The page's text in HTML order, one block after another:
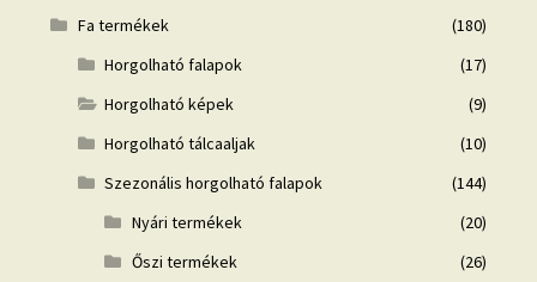
Fa termékek
(180)
Horgolható falapok
(17)
Horgolható képek
(9)
Horgolható tálcaaljak
(10)
Szezonális horgolható falapok
(144)
Nyári termékek
(20)
Őszi termékek
(26)